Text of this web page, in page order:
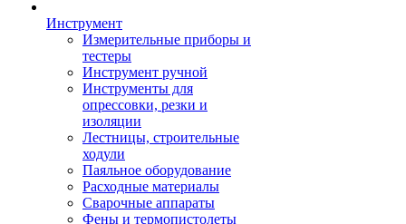
Инструмент
Измерительные приборы и
тестеры
Инструмент ручной
Инструменты для
опрессовки, резки и
изоляции
Лестницы, строительные
ходули
Паяльное оборудование
Расходные материалы
Сварочные аппараты
Фены и термопистолеты